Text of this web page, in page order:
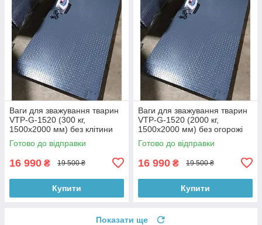
Ваги для зважування тварин
VTP-G-1520 (300 кг,
1500х2000 мм) без клітини
Готово до відправки
16 990 ₴ 19 500 ₴
Купити
Ваги для зважування тварин
VTP-G-1520 (2000 кг,
1500х2000 мм) без огорожі
Готово до відправки
16 990 ₴ 19 500 ₴
Купити
Показати ще